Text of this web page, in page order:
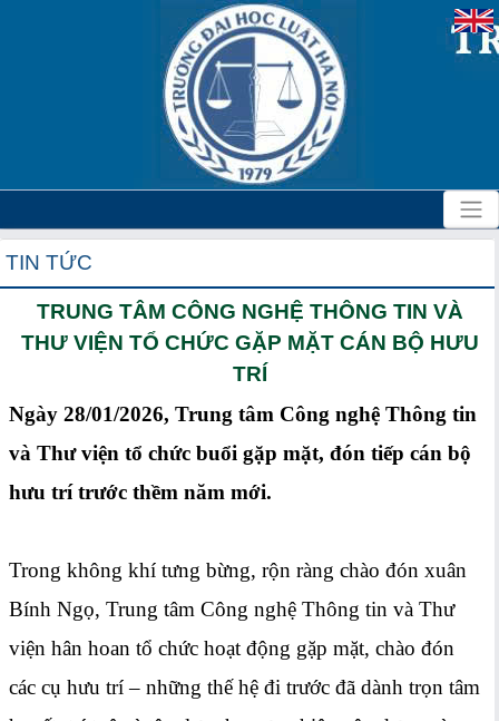
TIN TỨC
TRUNG TÂM CÔNG NGHỆ THÔNG TIN VÀ
THƯ VIỆN TỔ CHỨC GẶP MẶT CÁN BỘ HƯU
TRÍ
Ngày 28/01/2026, Trung tâm Công nghệ Thông tin
và Thư viện tổ chức buổi gặp mặt, đón tiếp cán bộ
hưu trí trước thềm năm mới.
Trong không khí tưng bừng, rộn ràng chào đón xuân
Bính Ngọ, Trung tâm Công nghệ Thông tin và Thư
viện hân hoan tổ chức hoạt động gặp mặt, chào đón
các cụ hưu trí – những thế hệ đi trước đã dành trọn tâm